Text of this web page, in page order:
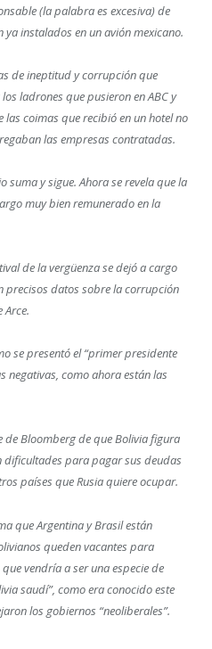
(la palabra es excesiva) de
instalados en un avión mexicano.
de ineptitud y corrupción que
ladrones que pusieron en ABC y
coimas que recibió en un hotel no
las empresas contratadas.
y sigue. Ahora se revela que la
muy bien remunerado en la
de la vergüenza se dejó a cargo
precisos datos sobre la corrupción
Arce.
se presentó el “primer presidente
negativas, como ahora están las
de Bloomberg de que Bolivia figura
dificultades para pagar sus deudas
países que Rusia quiere ocupar.
que Argentina y Brasil están
queden vacantes para
vendría a ser una especie de
saudí”, como era conocido este
los gobiernos “neoliberales”.